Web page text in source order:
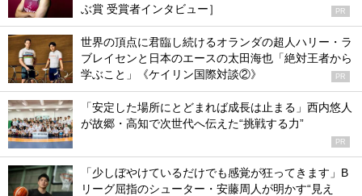
ぶ賞 受賞者インタビュー］
PR
世界の頂点に君臨し続けるオランダの超人ハリー・ラ
ブレイセンと日本のエースの太田海也「絶対王者から
学ぶこと」《ケイリン国際対談②》
PR
「安定した場所にとどまれば成長は止まる」西内悠人
が故郷・高知で次世代へ伝えた“挑戦する力”
PR
「少しぼやけているだけでも感覚が狂ってきます」B
リーグ屈指のシューター・安藤周人が明かす“見え